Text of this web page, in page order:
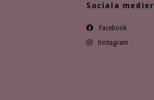
Sociala medier
Facebook
Instagram